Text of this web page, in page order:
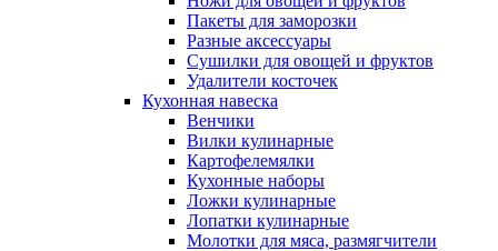
Пакеты для заморозки
Разные аксессуары
Сушилки для овощей и фруктов
Удалители косточек
Кухонная навеска
Венчики
Вилки кулинарные
Картофелемялки
Кухонные наборы
Ложки кулинарные
Лопатки кулинарные
Молотки для мяса, размягчители